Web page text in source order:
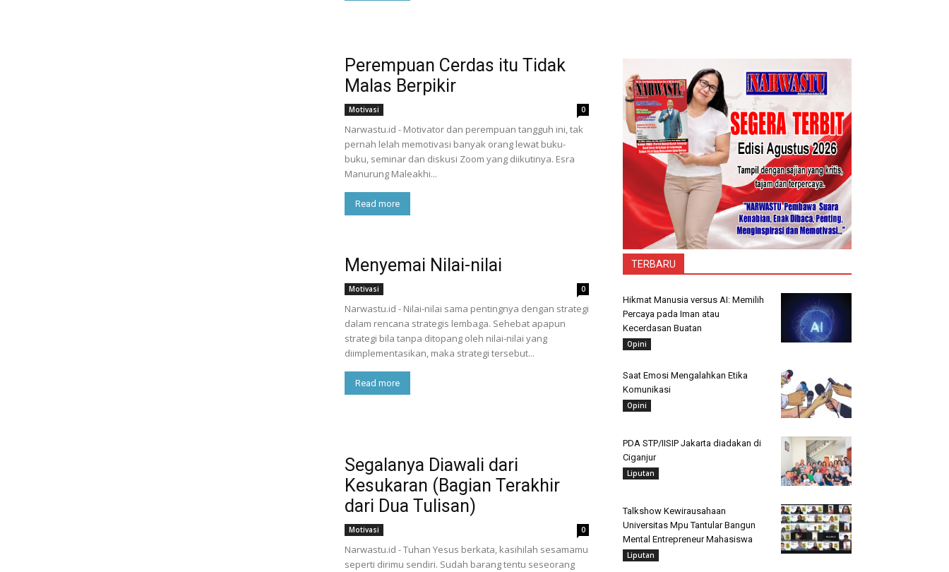
Perempuan Cerdas itu Tidak
Malas Berpikir
Motivasi 0
Narwastu.id - Motivator dan perempuan tangguh ini, tak
pernah lelah memotivasi banyak orang lewat buku-
buku, seminar dan diskusi Zoom yang diikutinya. Esra
Manurung Maleakhi...
Read more
Menyemai Nilai-nilai
Motivasi 0
Narwastu.id - Nilai-nilai sama pentingnya dengan strategi
dalam rencana strategis lembaga. Sehebat apapun
strategi bila tanpa ditopang oleh nilai-nilai yang
diimplementasikan, maka strategi tersebut...
Read more
Segalanya Diawali dari
Kesukaran (Bagian Terakhir
dari Dua Tulisan)
Motivasi 0
Narwastu.id - Tuhan Yesus berkata, kasihilah sesamamu
seperti dirimu sendiri. Sudah barang tentu seseorang
TERBARU
Hikmat Manusia versus AI: Memilih
Percaya pada Iman atau
Kecerdasan Buatan
Opini
Saat Emosi Mengalahkan Etika
Komunikasi
Opini
PDA STP/IISIP Jakarta diadakan di
Ciganjur
Liputan
Talkshow Kewirausahaan
Universitas Mpu Tantular Bangun
Mental Entrepreneur Mahasiswa
Liputan